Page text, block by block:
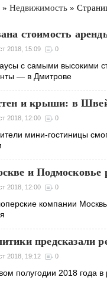
» Недвижимость »
стоимость
2018, 15:09 0
с самыми высокими
— в Дмитрове
и крыши: в
2018, 12:00 0
мини-гостиницы
и Подмосковье
2018, 12:00 0
компании
предсказали
2018, 19:12 0
полугодии 2018 года в